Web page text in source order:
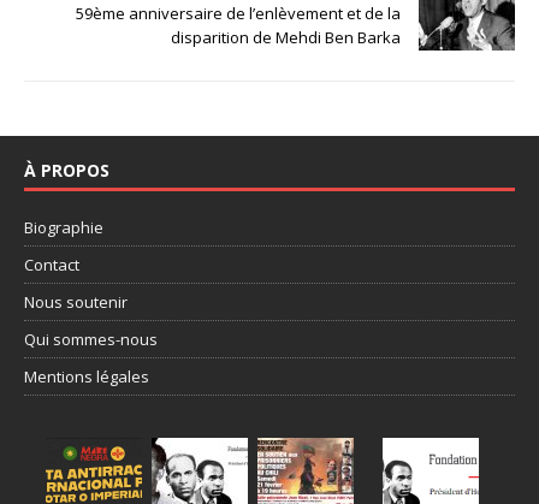
59ème anniversaire de l’enlèvement et de la
disparition de Mehdi Ben Barka
À PROPOS
Biographie
Contact
Nous soutenir
Qui sommes-nous
Mentions légales